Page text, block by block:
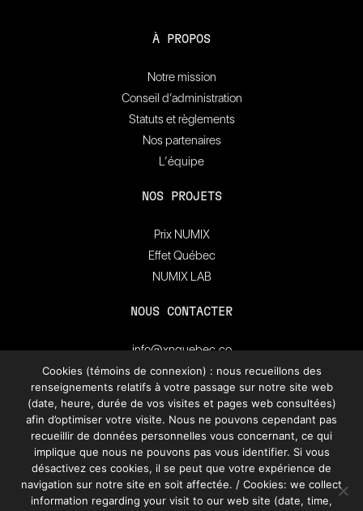
À PROPOS
Notre mission
Conseil d’administration
Statuts et règlements
Nos partenaires
L’équipe
NOS PROJETS
Prix NUMIX
Effet Québec
NUMIX LAB
NOUS CONTACTER
info@xnquebec.co
Salle de presse
FAQ
Inscrivez-vous à
l'infolettre de XN Québec.
S’INSCRIRE
Cookies (témoins de connexion) : nous recueillons des
renseignements relatifs à votre passage sur notre site web
(date, heure, durée de vos visites et pages web consultées)
afin d’optimiser votre visite. Nous ne pouvons cependant pas
recueillir de données personnelles vous concernant, ce qui
implique que nous ne pouvons pas vous identifier. Si vous
désactivez ces cookies, il se peut que votre expérience de
navigation sur notre site en soit affectée. / Cookies: we collect
information regarding your visit to our web site (date, time,